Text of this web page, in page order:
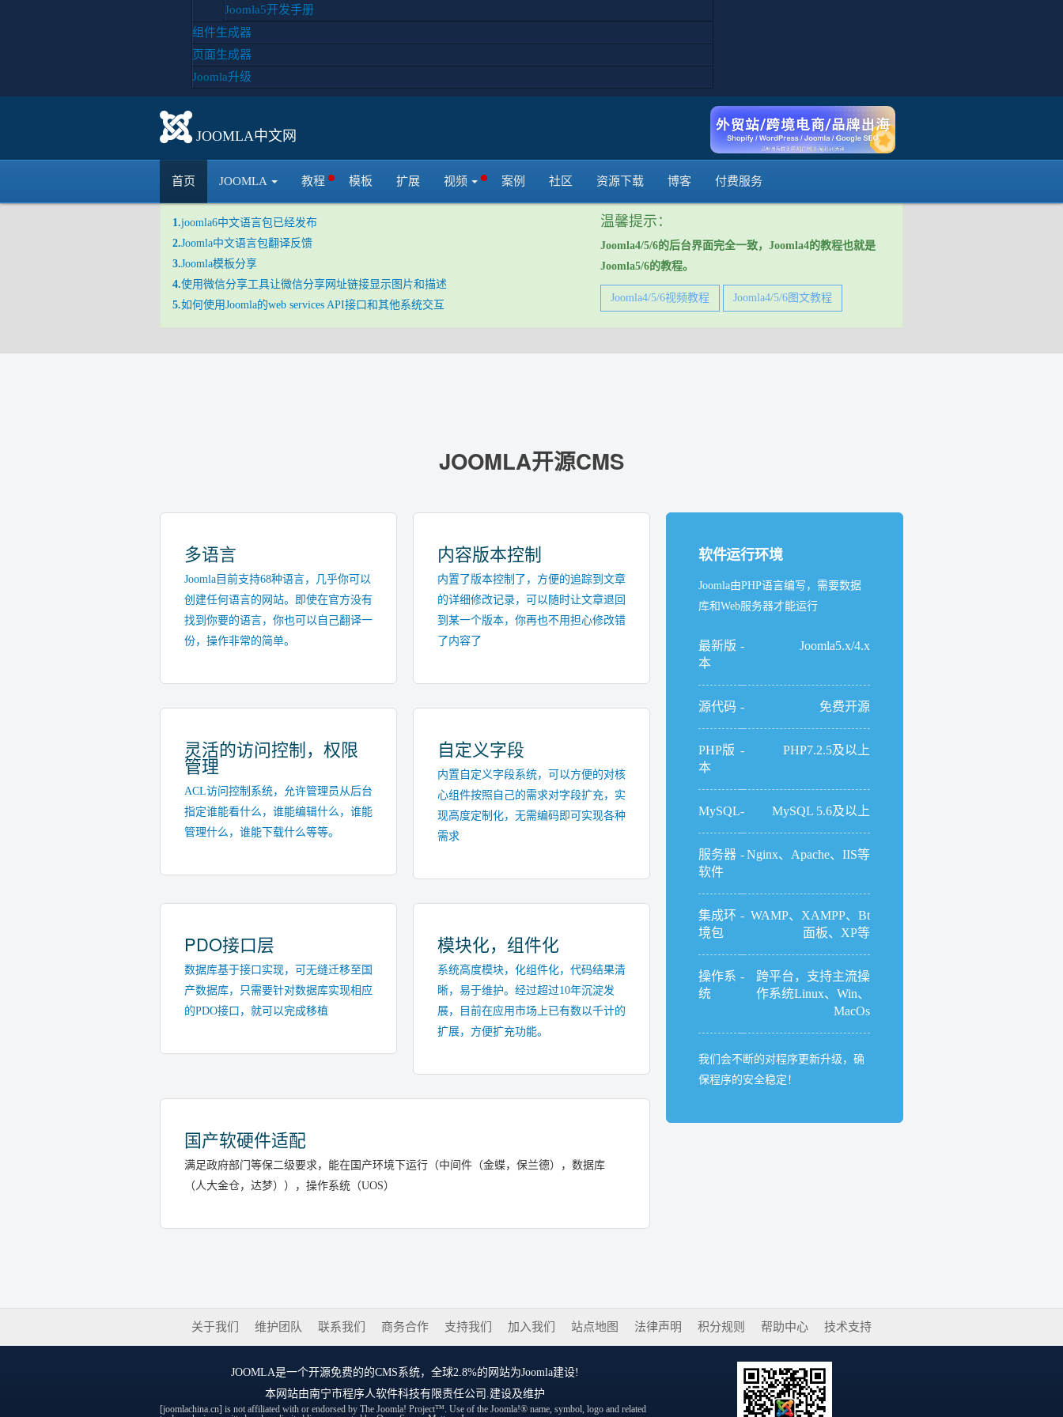
Joomla5开发手册
组件生成器
页面生成器
Joomla升级
JOOMLA中文网
首页 JOOMLA 教程 模板 扩展 视频 案例 社区 资源下载 博客 付费服务
本站服务
1.joomla6中文语言包已经发布
2.Joomla中文语言包翻译反馈
3.Joomla模板分享
4.使用微信分享工具让微信分享网址链接显示图片和描述
5.如何使用Joomla的web services API接口和其他系统交互
温馨提示：
Joomla4/5/6的后台界面完全一致，Joomla4的教程也就是
Joomla5/6的教程。
Joomla4/5/6视频教程 Joomla4/5/6图文教程
JOOMLA开源CMS
多语言
Joomla目前支持68种语言，几乎你可以
创建任何语言的网站。即使在官方没有
找到你要的语言，你也可以自己翻译一
份，操作非常的简单。
内容版本控制
内置了版本控制了，方便的追踪到文章
的详细修改记录，可以随时让文章退回
到某一个版本，你再也不用担心修改错
了内容了
灵活的访问控制，权限
管理
ACL访问控制系统，允许管理员从后台
指定谁能看什么，谁能编辑什么，谁能
管理什么，谁能下载什么等等。
自定义字段
内置自定义字段系统，可以方便的对核
心组件按照自己的需求对字段扩充，实
现高度定制化，无需编码即可实现各种
需求
PDO接口层
数据库基于接口实现，可无缝迁移至国
产数据库，只需要针对数据库实现相应
的PDO接口，就可以完成移植
模块化，组件化
系统高度模块，化组件化，代码结果清
晰，易于维护。经过超过10年沉淀发
展，目前在应用市场上已有数以千计的
扩展，方便扩充功能。
国产软硬件适配
满足政府部门等保二级要求，能在国产环境下运行（中间件（金蝶，保兰德），数据库
（人大金仓，达梦）），操作系统（UOS）
软件运行环境
Joomla由PHP语言编写，需要数据
库和Web服务器才能运行
最新版
本
- Joomla5.x/4.x
源代码 - 免费开源
PHP版
本
- PHP7.2.5及以上
MySQL- MySQL 5.6及以上
服务器
软件
-Nginx、Apache、IIS等
集成环
境包
- WAMP、XAMPP、Bt
面板、XP等
操作系
统
-
跨平台，支持主流操
作系统Linux、Win、
MacOs
我们会不断的对程序更新升级，确
保程序的安全稳定！
关于我们 维护团队 联系我们 商务合作 支持我们 加入我们 站点地图 法律声明 积分规则 帮助中心 技术支持
JOOMLA是一个开源免费的的CMS系统，全球2.8%的网站为Joomla建设!
本网站由南宁市程序人软件科技有限责任公司 .建设及维护
[joomlachina.cn] is not affiliated with or endorsed by The Joomla! Project™. Use of the Joomla!® name, symbol, logo and related